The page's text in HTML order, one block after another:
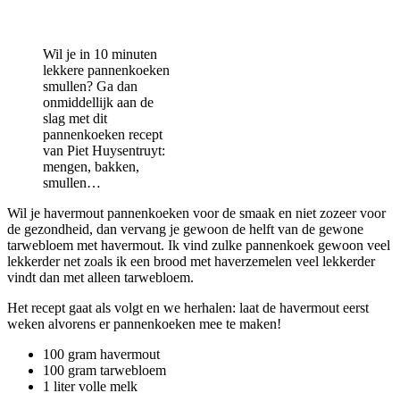
Wil je in 10 minuten
lekkere pannenkoeken
smullen? Ga dan
onmiddellijk aan de
slag met dit
pannenkoeken recept
van Piet Huysentruyt:
mengen, bakken,
smullen…
Wil je havermout pannenkoeken voor de smaak en niet zozeer voor
de gezondheid, dan vervang je gewoon de helft van de gewone
tarwebloem met havermout. Ik vind zulke pannenkoek gewoon veel
lekkerder net zoals ik een brood met haverzemelen veel lekkerder
vindt dan met alleen tarwebloem.
Het recept gaat als volgt en we herhalen: laat de havermout eerst
weken alvorens er pannenkoeken mee te maken!
100 gram havermout
100 gram tarwebloem
1 liter volle melk